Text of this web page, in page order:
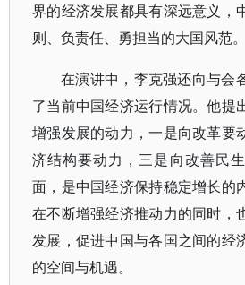
界的经济发展都具有深远意义，
则、负责任、勇担当的大国风范。
在演讲中，李克强还向与会
了当前中国经济运行情况。他提
增强发展的动力，一是向改革要
济结构要动力，三是向改善民
面，是中国经济保持稳定增长的
在不断增强经济推动力的同时，
发展，促进中国与各国之间的经
的空间与机遇。